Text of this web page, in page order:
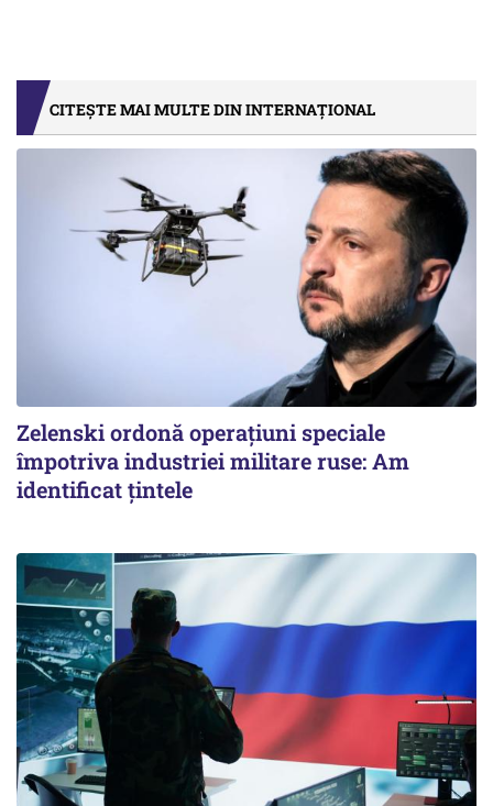
CITEȘTE MAI MULTE DIN INTERNAȚIONAL
Zelenski ordonă operațiuni speciale
împotriva industriei militare ruse: Am
identificat țintele